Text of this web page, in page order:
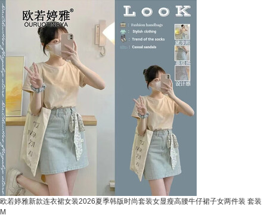
欧若婷雅新款连衣裙女装2026夏季韩版时尚套装女显瘦高腰牛仔裙子女两件装 套装
M